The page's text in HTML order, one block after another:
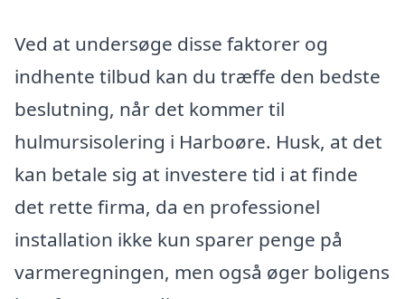
Ved at undersøge disse faktorer og
indhente tilbud kan du træffe den bedste
beslutning, når det kommer til
hulmursisolering i Harboøre. Husk, at det
kan betale sig at investere tid i at finde
det rette firma, da en professionel
installation ikke kun sparer penge på
varmeregningen, men også øger boligens